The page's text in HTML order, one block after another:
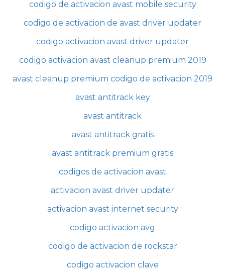
codigo de activacion avast mobile security
codigo de activacion de avast driver updater
codigo activacion avast driver updater
codigo activacion avast cleanup premium 2019
avast cleanup premium codigo de activacion 2019
avast antitrack key
avast antitrack
avast antitrack gratis
avast antitrack premium gratis
codigos de activacion avast
activacion avast driver updater
activacion avast internet security
codigo activacion avg
codigo de activacion de rockstar
codigo activacion clave